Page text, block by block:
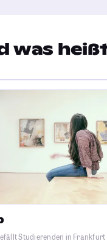
was
Studierenden in Frankfurt